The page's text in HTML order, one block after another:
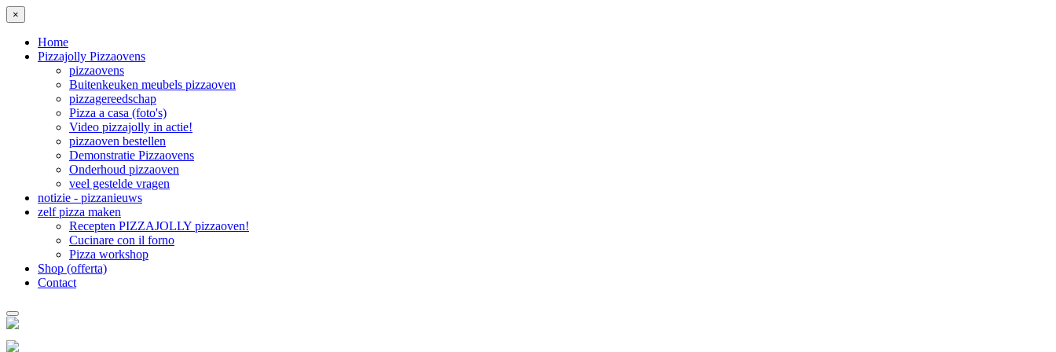
×
Home
Pizzajolly Pizzaovens
pizzaovens
Buitenkeuken meubels pizzaoven
pizzagereedschap
Pizza a casa (foto's)
Video pizzajolly in actie!
pizzaoven bestellen
Demonstratie Pizzaovens
Onderhoud pizzaoven
veel gestelde vragen
notizie - pizzanieuws
zelf pizza maken
Recepten PIZZAJOLLY pizzaoven!
Cucinare con il forno
Pizza workshop
Shop (offerta)
Contact